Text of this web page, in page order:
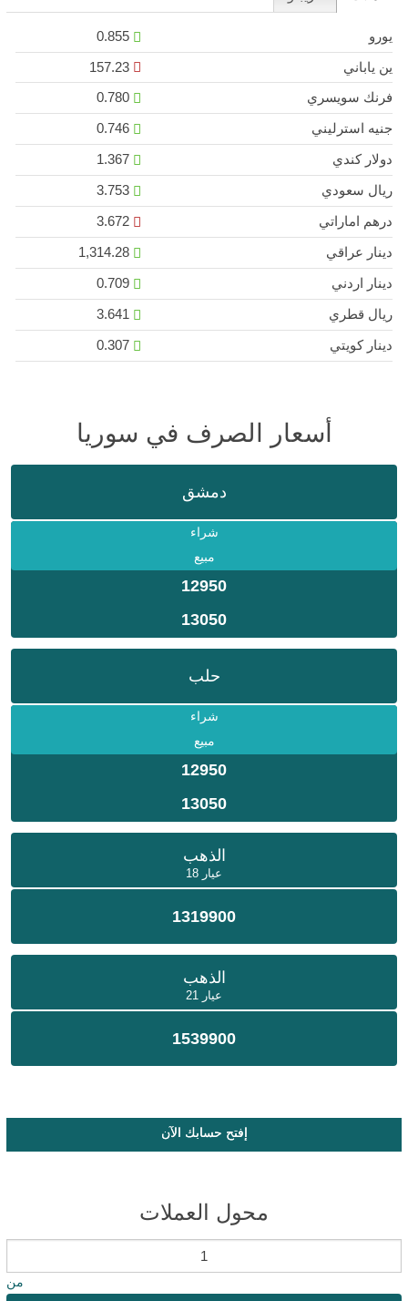
يورو
0.855
ين ياباني
157.23
فرنك سويسري
0.780
جنيه استرليني
0.746
دولار كندي
1.367
ريال سعودي
3.753
درهم اماراتي
3.672
دينار عراقي
1,314.28
دينار اردني
0.709
ريال قطري
دينار كويتي
0.307
أسعار الصرف في سوريا
دمشق
شراء
مبيع
12950
13050
حلب
شراء
مبيع
12950
13050
الذهب
عيار 18
1319900
الذهب
عيار 21
1539900
إفتح حسابك الآن
محول العملات
من